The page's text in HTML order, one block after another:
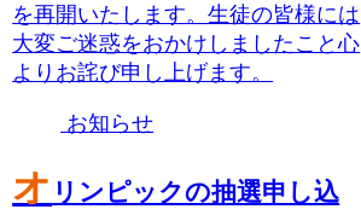
を再開いたします。生徒の皆様には
大変ご迷惑をおかけしましたこと心
よりお詫び申し上げます。
お知らせ
オ リンピックの抽選申し込